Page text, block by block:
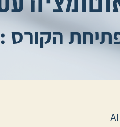
הקורס : 31.08.2026